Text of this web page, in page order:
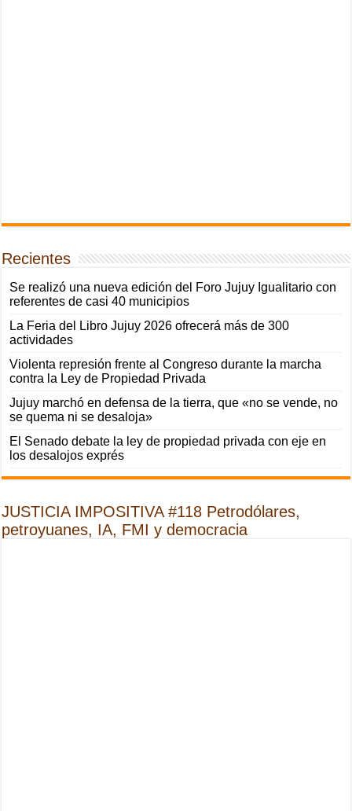
Recientes
Se realizó una nueva edición del Foro Jujuy Igualitario con
referentes de casi 40 municipios
La Feria del Libro Jujuy 2026 ofrecerá más de 300
actividades
Violenta represión frente al Congreso durante la marcha
contra la Ley de Propiedad Privada
Jujuy marchó en defensa de la tierra, que «no se vende, no
se quema ni se desaloja»
El Senado debate la ley de propiedad privada con eje en
los desalojos exprés
JUSTICIA IMPOSITIVA #118 Petrodólares,
petroyuanes, IA, FMI y democracia